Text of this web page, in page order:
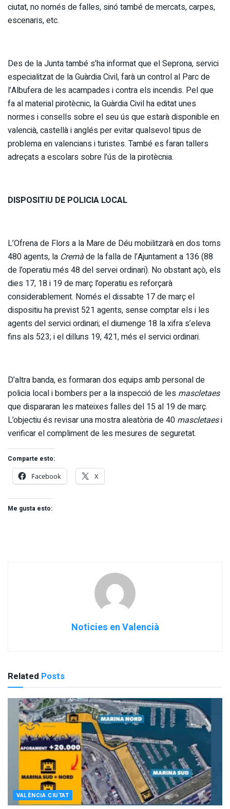
ciutat, no només de falles, sinó també de mercats, carpes,
escenaris, etc.
Des de la Junta també s’ha informat que el Seprona, servici
especialitzat de la Guàrdia Civil, farà un control al Parc de
l’Albufera de les acampades i contra els incendis. Pel que
fa al material pirotècnic, la Guàrdia Civil ha editat unes
normes i consells sobre el seu ús que estarà disponible en
valencià, castellà i anglés per evitar qualsevol tipus de
problema en valencians i turistes. També es faran tallers
adreçats a escolars sobre l’ús de la pirotècnia.
DISPOSITIU DE POLICIA LOCAL
L’Ofrena de Flors a la Mare de Déu mobilitzarà en dos torns
480 agents, la Cremàde la falla de l’Ajuntament a 136 (88
de l’operatiu més 48 del servei ordinari). No obstant açò, els
dies 17, 18 i 19 de març l’operatiu es reforçarà
considerablement. Només el dissabte 17 de març el
dispositiu ha previst 521 agents, sense comptar els i les
agents del servici ordinari; el diumenge 18 la xifra s’eleva
fins als 523; i el dilluns 19, 421, més el servici ordinari.
D’altra banda, es formaran dos equips amb personal de
policia local i bombers per a la inspecció de les mascletaes
que dispararan les mateixes falles del 15 al 19 de març.
L’objectiu és revisar una mostra aleatòria de 40 mascletaesi
verificar el compliment de les mesures de seguretat.
Comparte esto:
Facebook
X
Me gusta esto:
Noticies en Valencià
Related Posts
VALÈNCIA CIUTAT